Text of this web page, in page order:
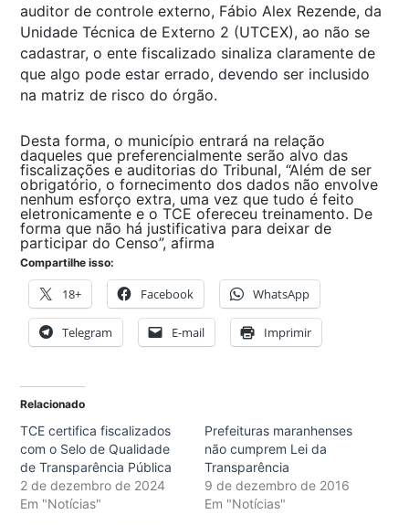
auditor de controle externo, Fábio Alex Rezende, da
Unidade Técnica de Externo 2 (UTCEX), ao não se
cadastrar, o ente fiscalizado sinaliza claramente de
que algo pode estar errado, devendo ser inclusido
na matriz de risco do órgão.
Desta forma, o município entrará na relação
daqueles que preferencialmente serão alvo das
fiscalizações e auditorias do Tribunal, “Além de ser
obrigatório, o fornecimento dos dados não envolve
nenhum esforço extra, uma vez que tudo é feito
eletronicamente e o TCE ofereceu treinamento. De
forma que não há justificativa para deixar de
participar do Censo”, afirma
Compartilhe isso:
18+ Facebook WhatsApp
Telegram E-mail Imprimir
Relacionado
TCE certifica fiscalizados
com o Selo de Qualidade
de Transparência Pública
2 de dezembro de 2024
Em "Notícias"
Prefeituras maranhenses
não cumprem Lei da
Transparência
9 de dezembro de 2016
Em "Notícias"